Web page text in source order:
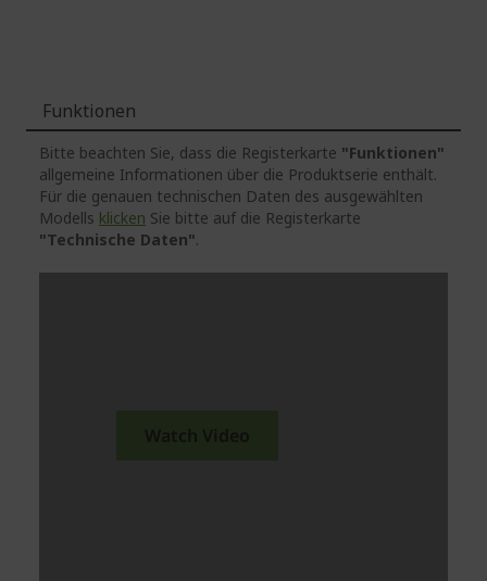
Funktionen
Bitte beachten Sie, dass die Registerkarte "Funktionen"
allgemeine Informationen über die Produktserie enthält.
Für die genauen technischen Daten des ausgewählten
Modells klicken Sie bitte auf die Registerkarte
"Technische Daten".